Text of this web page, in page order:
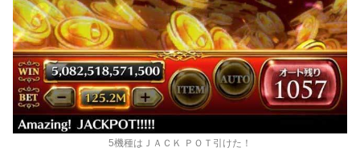
5機種はＪＡＣＫ ＰＯＴ引けた！